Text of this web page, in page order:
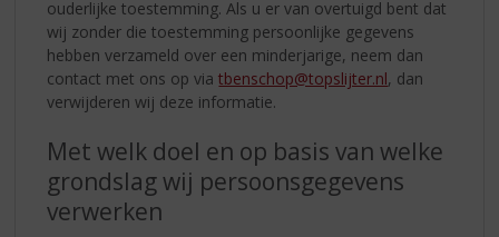
ouderlijke toestemming. Als u er van overtuigd bent dat
wij zonder die toestemming persoonlijke gegevens
hebben verzameld over een minderjarige, neem dan
contact met ons op viatbenschop@topslijter.nl, dan
verwijderen wij deze informatie.
Met welk doel en op basis van welke
grondslag wij persoonsgegevens
verwerken